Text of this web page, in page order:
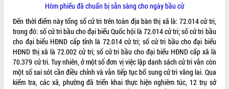
Thứ trưởng Bộ Nông nghiệp và Môi
trường Nguyễn Hoàng Hiệp khảo sát
vùng trồng và doanh nghiệp đóng gói
sầu riêng tại Đắk Lắk
Trình diễn nghệ thuật chế biến các
món ăn từ sầu riêng
Đắk Lắk công bố Quy hoạch và xúc
tiến đầu tư tỉnh
Hòm phiếu đã chuẩn bị sẵn sàng cho ngày bầu cử
Đến thời điểm này tổng số cử tri trên toàn địa bàn thị xã là: 72.014 cử tri,
trong đó: số cử tri bầu cho đại biểu Quốc hội là 72.014 cử tri; số cử tri bầu
cho đại biểu HĐND cấp tỉnh là 72.014 cử tri; số cử tri bầu cho đại biểu
HĐND thị xã là 72.002 cử tri; số cử tri bầu cho đại biểu HĐND cấp xã là
70.379 cử tri. Tuy nhiên, ở một số đơn vị việc lập danh sách cử tri vẫn còn
một số sai sót cần điều chỉnh và vẫn tiếp tục bổ sung cử tri vãng lai. Qua
kiểm tra, các xã, phường đã triển khai thực hiện nghiêm túc, 12 trụ sở